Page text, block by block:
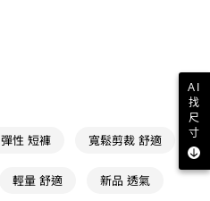
彈性 短褲 寬鬆剪裁 舒適
輕量 舒適 新品 透氣
AI
找
尺
寸